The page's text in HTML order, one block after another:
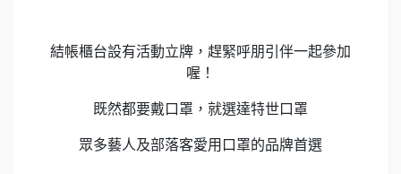
結帳櫃台設有活動立牌，趕緊呼朋引伴一起參加
喔！
既然都要戴口罩，就選達特世口罩
眾多藝人及部落客愛用口罩的品牌首選